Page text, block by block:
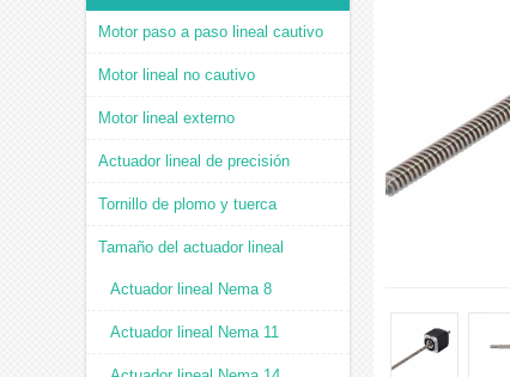
Motor paso a paso lineal cautivo
Motor lineal no cautivo
Motor lineal externo
Actuador lineal de precisión
Tornillo de plomo y tuerca
Tamaño del actuador lineal
Actuador lineal Nema 8
Actuador lineal Nema 11